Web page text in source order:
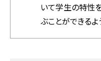
いて学生の特性
ぶことができるよ